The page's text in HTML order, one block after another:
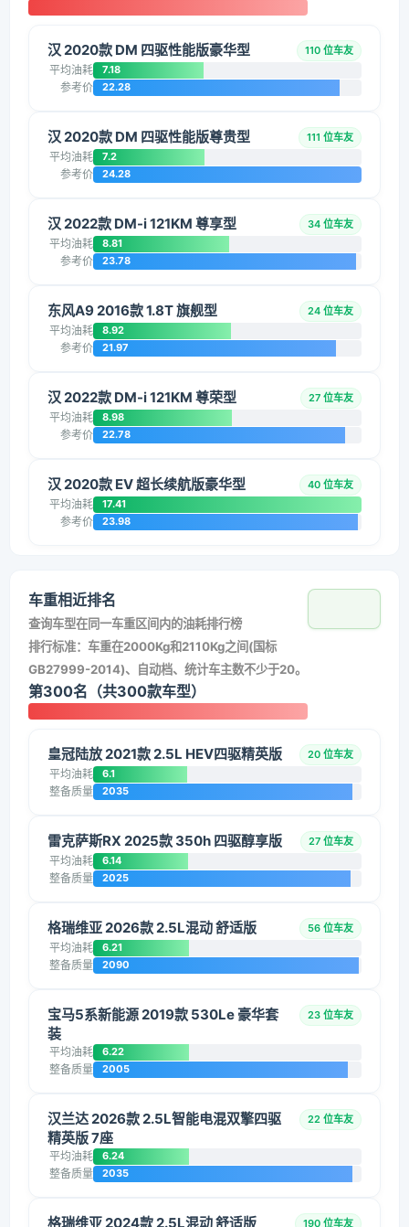
汉 2020款 DM 四驱性能版豪华型 110 位车友
平均油耗 7.18
参考价 22.28
汉 2020款 DM 四驱性能版尊贵型 111 位车友
平均油耗 7.2
参考价 24.28
汉 2022款 DM-i 121KM 尊享型 34 位车友
平均油耗 8.81
参考价 23.78
东风A9 2016款 1.8T 旗舰型 24 位车友
平均油耗 8.92
参考价 21.97
汉 2022款 DM-i 121KM 尊荣型 27 位车友
平均油耗 8.98
参考价 22.78
汉 2020款 EV 超长续航版豪华型 40 位车友
平均油耗 17.41
参考价 23.98
车重相近排名
查询车型在同一车重区间内的油耗排行榜
排行标准：车重在2000Kg和2110Kg之间(国标
GB27999-2014)、自动档、统计车主数不少于20。
第300名（共300款车型）
皇冠陆放 2021款 2.5L HEV四驱精英版 20 位车友
平均油耗 6.1
整备质量 2035
雷克萨斯RX 2025款 350h 四驱醇享版 27 位车友
平均油耗 6.14
整备质量 2025
格瑞维亚 2026款 2.5L混动 舒适版 56 位车友
平均油耗 6.21
整备质量 2090
宝马5系新能源 2019款 530Le 豪华套
装
23 位车友
平均油耗 6.22
整备质量 2005
汉兰达 2026款 2.5L智能电混双擎四驱
精英版 7座
22 位车友
平均油耗 6.24
整备质量 2035
格瑞维亚 2024款 2.5L混动 舒适版 190 位车友